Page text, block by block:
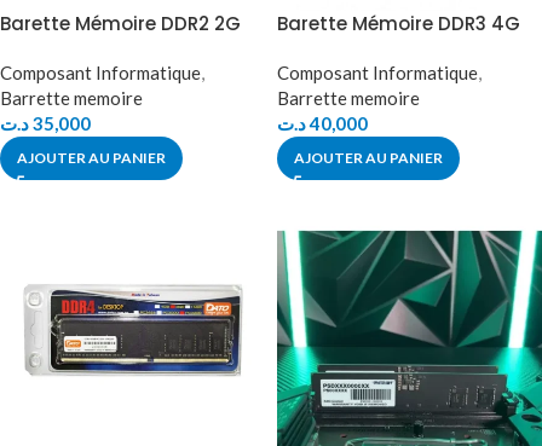
Barette Mémoire DDR2 2G
Composant Informatique,
Barrette memoire
35,000د.ت
AJOUTER AU PANIER
Barette Mémoire DDR3 4G
Composant Informatique,
Barrette memoire
40,000د.ت
AJOUTER AU PANIER